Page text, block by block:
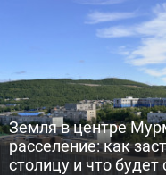
Земля в центре
расселение: как
столицу и что